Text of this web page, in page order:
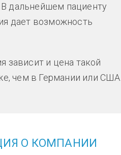
дальнейшем пациенту
дает возможность
зависит и цена такой
чем в Германии или США.
О КОМПАНИИ